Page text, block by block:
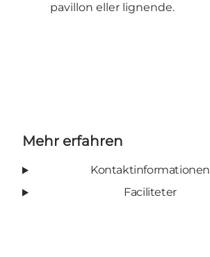
pavillon eller lignende.
Mehr erfahren
Kontaktinformationen
Faciliteter